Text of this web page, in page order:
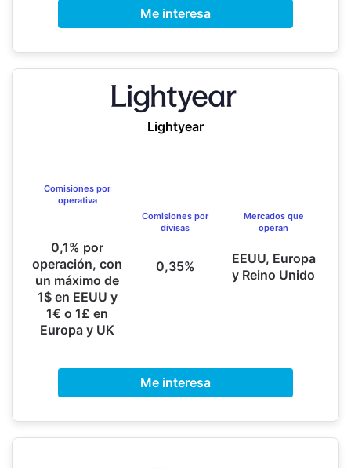
Me interesa
Lightyear
Comisiones por
operativa
0,1% por
operación, con
un máximo de
1$ en EEUU y
1€ o 1£ en
Europa y UK
Comisiones por
divisas
0,35%
Mercados que
operan
EEUU, Europa
y Reino Unido
Me interesa